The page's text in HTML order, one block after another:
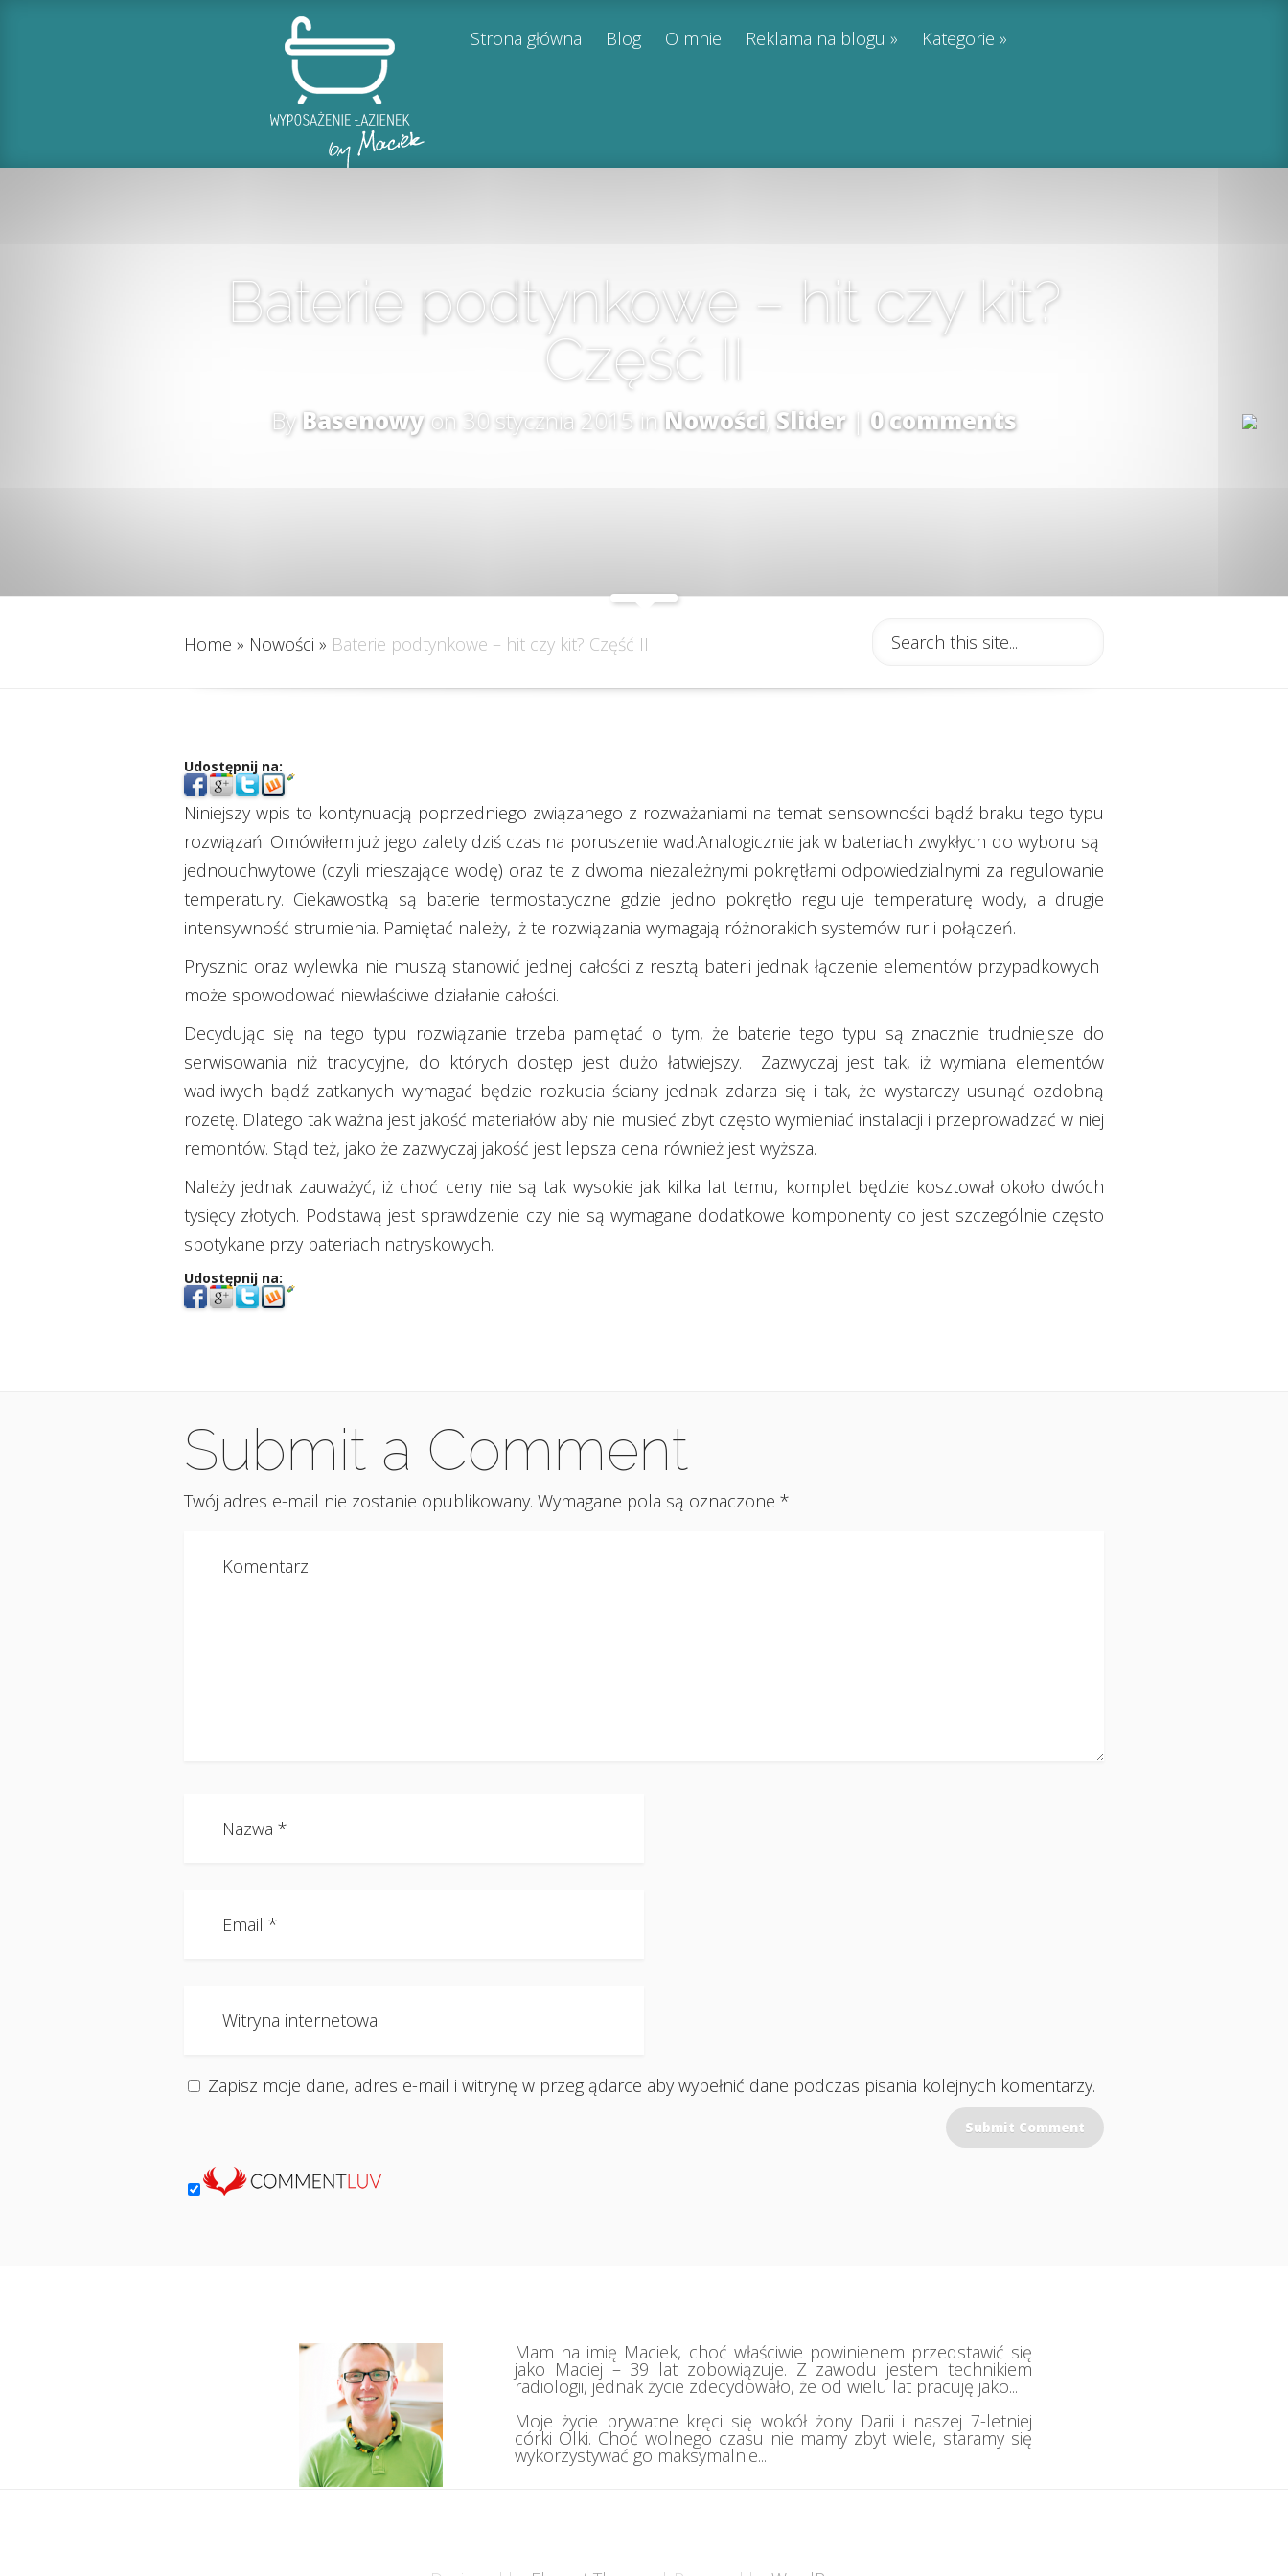
Strona główna Blog O mnie Reklama na blogu Kategorie
Baterie podtynkowe – hit czy kit?
Część II
By Basenowy on 30 stycznia 2015 in Nowości,Slider|0 comments
Home » Nowości » Baterie podtynkowe – hit czy kit? Część II
Udostępnij na:
Niniejszy wpis to kontynuacją poprzedniego związanego z rozważaniami na temat sensowności bądź braku tego typu
rozwiązań. Omówiłem już jego zalety dziś czas na poruszenie wad.Analogicznie jak w bateriach zwykłych do wyboru są
jednouchwytowe (czyli mieszające wodę) oraz te z dwoma niezależnymi pokrętłami odpowiedzialnymi za regulowanie
temperatury. Ciekawostką są baterie termostatyczne gdzie jedno pokrętło reguluje temperaturę wody, a drugie
intensywność strumienia. Pamiętać należy, iż te rozwiązania wymagają różnorakich systemów rur i połączeń.
Prysznic oraz wylewka nie muszą stanowić jednej całości z resztą baterii jednak łączenie elementów przypadkowych
może spowodować niewłaściwe działanie całości.
Decydując się na tego typu rozwiązanie trzeba pamiętać o tym, że baterie tego typu są znacznie trudniejsze do
serwisowania niż tradycyjne, do których dostęp jest dużo łatwiejszy. Zazwyczaj jest tak, iż wymiana elementów
wadliwych bądź zatkanych wymagać będzie rozkucia ściany jednak zdarza się i tak, że wystarczy usunąć ozdobną
rozetę. Dlatego tak ważna jest jakość materiałów aby nie musieć zbyt często wymieniać instalacji i przeprowadzać w niej
remontów. Stąd też, jako że zazwyczaj jakość jest lepsza cena również jest wyższa.
Należy jednak zauważyć, iż choć ceny nie są tak wysokie jak kilka lat temu, komplet będzie kosztował około dwóch
tysięcy złotych. Podstawą jest sprawdzenie czy nie są wymagane dodatkowe komponenty co jest szczególnie często
spotykane przy bateriach natryskowych.
Udostępnij na:
Submit a Comment
Twój adres e-mail nie zostanie opublikowany. Wymagane pola są oznaczone *
Zapisz moje dane, adres e-mail i witrynę w przeglądarce aby wypełnić dane podczas pisania kolejnych komentarzy.
Mam na imię Maciek, choć właściwie powinienem przedstawić się
jako Maciej – 39 lat zobowiązuje. Z zawodu jestem technikiem
radiologii, jednak życie zdecydowało, że od wielu lat pracuję jako...
Moje życie prywatne kręci się wokół żony Darii i naszej 7-letniej
córki Olki. Choć wolnego czasu nie mamy zbyt wiele, staramy się
wykorzystywać go maksymalnie...